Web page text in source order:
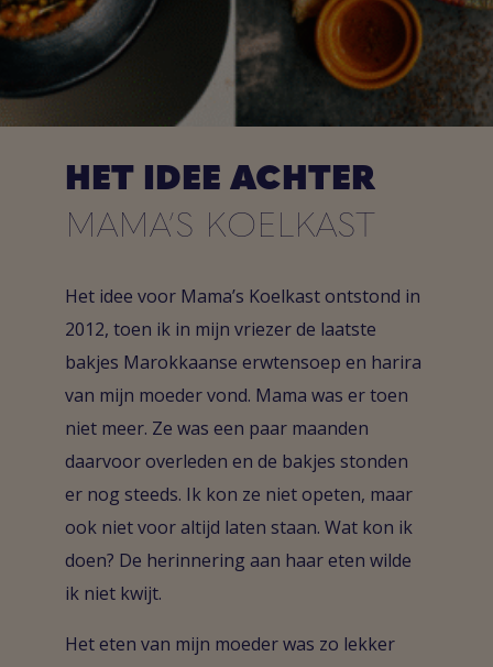
HET IDEE ACHTER
MAMA’S KOELKAST
Het idee voor Mama’s Koelkast ontstond in
2012, toen ik in mijn vriezer de laatste
bakjes Marokkaanse erwtensoep en harira
van mijn moeder vond. Mama was er toen
niet meer. Ze was een paar maanden
daarvoor overleden en de bakjes stonden
er nog steeds. Ik kon ze niet opeten, maar
ook niet voor altijd laten staan. Wat kon ik
doen? De herinnering aan haar eten wilde
ik niet kwijt.
Het eten van mijn moeder was zo lekker